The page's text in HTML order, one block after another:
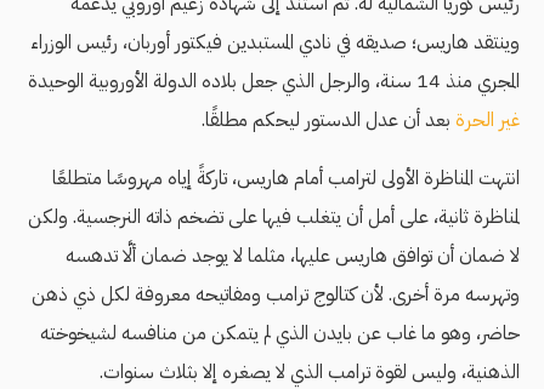
وينتقد هاريس؛ صديقه في نادي المستبدين فيكتور أوربان، رئيس الوزراء
المجري منذ 14 سنة، والرجل الذي جعل بلاده الدولة الأوروبية الوحيدة
غير الحرة بعد أن عدل الدستور ليحكم مطلقًا.
انتهت المناظرة الأولى لترامب أمام هاريس، تاركةً إياه مهروسًا متطلعًا
لمناظرة ثانية، على أمل أن يتغلب فيها على تضخم ذاته النرجسية. ولكن
لا ضمان أن توافق هاريس عليها، مثلما لا يوجد ضمان ألَّا تدهسه
وتهرسه مرة أخرى. لأن كتالوج ترامب ومفاتيحه معروفة لكل ذي ذهن
حاضر، وهو ما غاب عن بايدن الذي لم يتمكن من منافسه لشيخوخته
الذهنية، وليس لقوة ترامب الذي لا يصغره إلا بثلاث سنوات.